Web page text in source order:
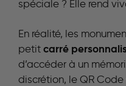
spéciale ? Elle rend
En réalité, les
petit carré
d’accéder à un
discrétion, le QR